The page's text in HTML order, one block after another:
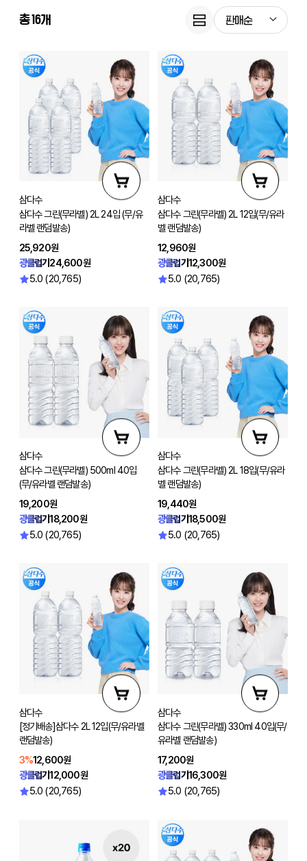
총16개 판매순
삼다수
삼다수 그린(무라벨) 2L 24입 (무/유
라벨 랜덤발송)
25,920원
광클럽가24,600원
5.0 (20,765)
삼다수
삼다수 그린(무라벨) 2L 12입(무/유라
벨 랜덤발송)
12,960원
광클럽가12,300원
5.0 (20,765)
삼다수
삼다수 그린(무라벨) 500ml 40입
(무/유라벨 랜덤발송)
19,200원
광클럽가18,200원
5.0 (20,765)
삼다수
삼다수 그린(무라벨) 2L 18입(무/유라
벨 랜덤발송)
19,440원
광클럽가18,500원
5.0 (20,765)
삼다수
[정기배송]삼다수 2L 12입(무/유라벨
랜덤발송)
3%12,600원
광클럽가12,000원
5.0 (20,765)
삼다수
삼다수 그린(무라벨) 330ml 40입(무/
유라벨 랜덤발송)
17,200원
광클럽가16,300원
5.0 (20,765)